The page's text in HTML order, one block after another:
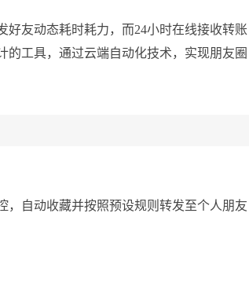
友动态耗时耗力，而24小时在线接收转账
工具，通过云端自动化技术，实现朋友圈
，自动收藏并按照预设规则转发至个人朋友